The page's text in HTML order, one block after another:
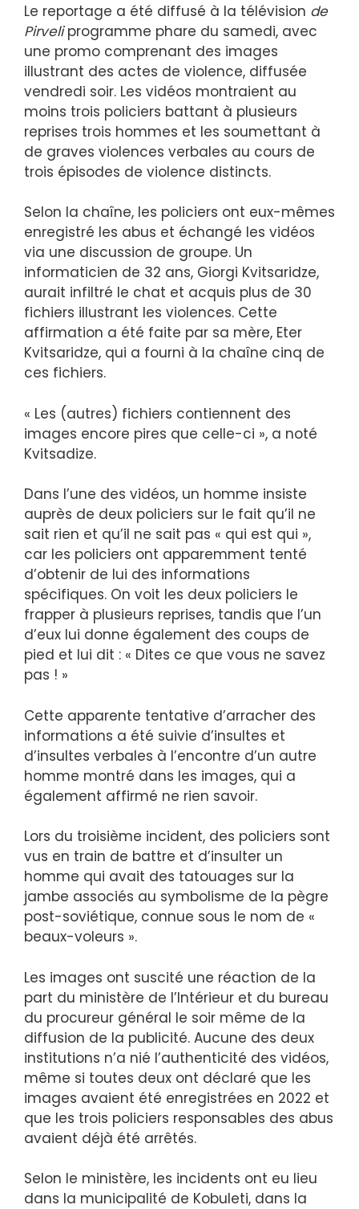
Le reportage a été diffusé à la télévision de
Pirveliprogramme phare du samedi, avec
une promo comprenant des images
illustrant des actes de violence, diffusée
vendredi soir. Les vidéos montraient au
moins trois policiers battant à plusieurs
reprises trois hommes et les soumettant à
de graves violences verbales au cours de
trois épisodes de violence distincts.
Selon la chaîne, les policiers ont eux-mêmes
enregistré les abus et échangé les vidéos
via une discussion de groupe. Un
informaticien de 32 ans, Giorgi Kvitsaridze,
aurait infiltré le chat et acquis plus de 30
fichiers illustrant les violences. Cette
affirmation a été faite par sa mère, Eter
Kvitsaridze, qui a fourni à la chaîne cinq de
ces fichiers.
« Les (autres) fichiers contiennent des
images encore pires que celle-ci », a noté
Kvitsadize.
Dans l’une des vidéos, un homme insiste
auprès de deux policiers sur le fait qu’il ne
sait rien et qu’il ne sait pas « qui est qui »,
car les policiers ont apparemment tenté
d’obtenir de lui des informations
spécifiques. On voit les deux policiers le
frapper à plusieurs reprises, tandis que l’un
d’eux lui donne également des coups de
pied et lui dit : « Dites ce que vous ne savez
pas ! »
Cette apparente tentative d’arracher des
informations a été suivie d’insultes et
d’insultes verbales à l’encontre d’un autre
homme montré dans les images, qui a
également affirmé ne rien savoir.
Lors du troisième incident, des policiers sont
vus en train de battre et d’insulter un
homme qui avait des tatouages ​​sur la
jambe associés au symbolisme de la pègre
post-soviétique, connue sous le nom de «
beaux-voleurs ».
Les images ont suscité une réaction de la
part du ministère de l’Intérieur et du bureau
du procureur général le soir même de la
diffusion de la publicité. Aucune des deux
institutions n’a nié l’authenticité des vidéos,
même si toutes deux ont déclaré que les
images avaient été enregistrées en 2022 et
que les trois policiers responsables des abus
avaient déjà été arrêtés.
Selon le ministère, les incidents ont eu lieu
dans la municipalité de Kobuleti, dans la